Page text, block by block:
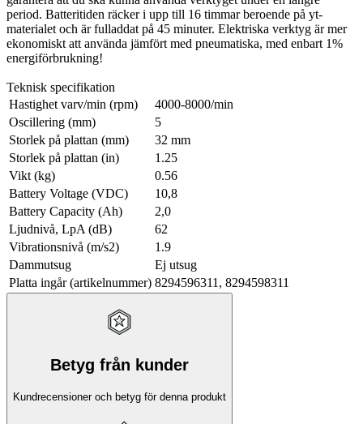
period. Batteritiden räcker i upp till 16 timmar beroende på yt-
materialet och är fulladdat på 45 minuter. Elektriska verktyg är mer
ekonomiskt att använda jämfört med pneumatiska, med enbart 1%
energiförbrukning!
Teknisk specifikation
Hastighet varv/min (rpm)
4000-8000/min
Oscillering (mm)
5
Storlek på plattan (mm)
32 mm
Storlek på plattan (in)
1.25
Vikt (kg)
0.56
Battery Voltage (VDC)
10,8
Battery Capacity (Ah)
2,0
Ljudnivå, LpA (dB)
62
Vibrationsnivå (m/s2)
1.9
Dammutsug
Ej utsug
Platta ingår (artikelnummer) 8294596311, 8294598311
Betyg från kunder
Kundrecensioner och betyg för denna produkt